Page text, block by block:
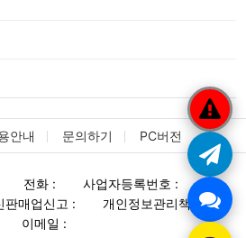
안내 문의하기 PC버전
전화 :
사업자등록번호 :
판매업신고 :
개인정보관리책임자 :
이메일 :